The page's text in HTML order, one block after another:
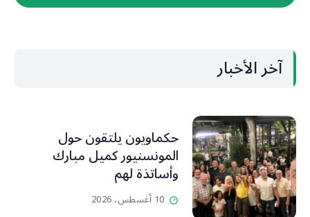
آخر الأخبار
حكماويون يلتقون حول
المونسنيور كميل مبارك
وأساتذة لهم
10 أغسطس، 2026